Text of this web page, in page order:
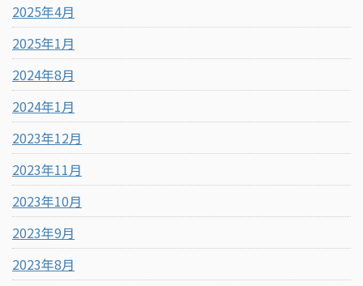
2025年4月
2025年1月
2024年8月
2024年1月
2023年12月
2023年11月
2023年10月
2023年9月
2023年8月